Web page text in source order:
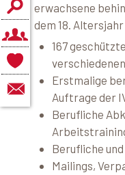
erwachsene
dem 18. Altersjahr
167
Erstmalige
Auftrage der
Berufliche
Berufliche
Mailings,